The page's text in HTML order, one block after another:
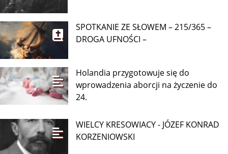
SPOTKANIE ZE SŁOWEM – 215/365 –
DROGA UFNOŚCI –
Holandia przygotowuje się do
wprowadzenia aborcji na życzenie do
24.
WIELCY KRESOWIACY - JÓZEF KONRAD
KORZENIOWSKI